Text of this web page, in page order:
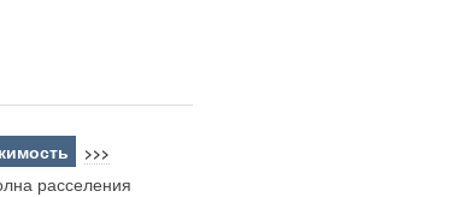
>>>
расселения